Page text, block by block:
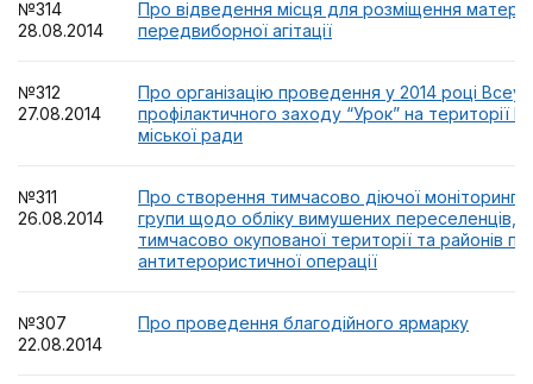
№314
28.08.2014
Про відведення місця для розміщення
передвиборної агітації
№312
27.08.2014
Про організацію проведення у 2014 році
профілактичного заходу “Урок” на території
міської ради
№311
26.08.2014
Про створення тимчасово діючої
групи щодо обліку вимушених переселенців,
тимчасово окупованої території та районів
антитерористичної операції
№307
22.08.2014
Про проведення благодійного ярмарку